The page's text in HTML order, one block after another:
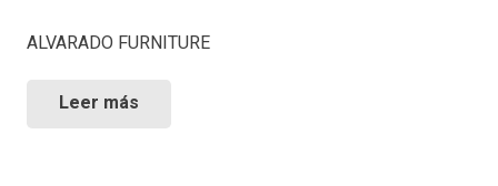
ALVARADO FURNITURE
Leer más